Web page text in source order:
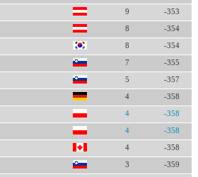
9 -353
8 -354
8 -354
7 -355
5 -357
4 -358
4 -358
4 -358
4 -358
3 -359